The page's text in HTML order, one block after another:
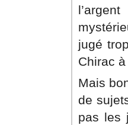
jugé
Chirac à
Mais
de
pas les